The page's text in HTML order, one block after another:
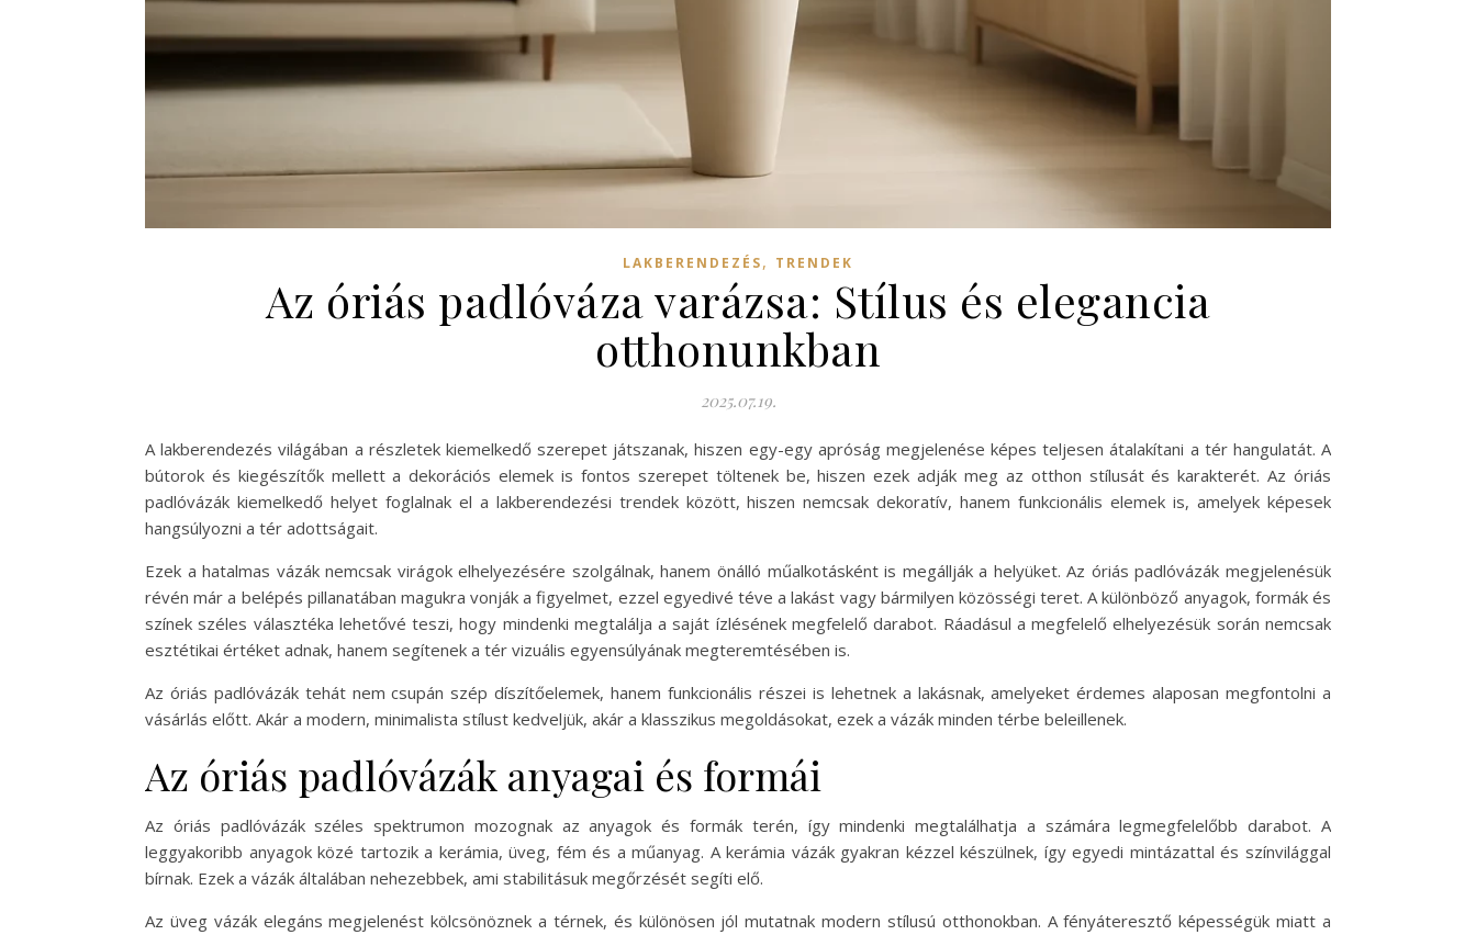
LAKBERENDEZÉS, TRENDEK
Az óriás padlóváza varázsa: Stílus és elegancia
otthonunkban
2025.07.19.
A lakberendezés világában a részletek kiemelkedő szerepet játszanak, hiszen egy-egy apróság megjelenése képes teljesen átalakítani a tér hangulatát. A
bútorok és kiegészítők mellett a dekorációs elemek is fontos szerepet töltenek be, hiszen ezek adják meg az otthon stílusát és karakterét. Az óriás
padlóvázák kiemelkedő helyet foglalnak el a lakberendezési trendek között, hiszen nemcsak dekoratív, hanem funkcionális elemek is, amelyek képesek
hangsúlyozni a tér adottságait.
Ezek a hatalmas vázák nemcsak virágok elhelyezésére szolgálnak, hanem önálló műalkotásként is megállják a helyüket. Az óriás padlóvázák megjelenésük
révén már a belépés pillanatában magukra vonják a figyelmet, ezzel egyedivé téve a lakást vagy bármilyen közösségi teret. A különböző anyagok, formák és
színek széles választéka lehetővé teszi, hogy mindenki megtalálja a saját ízlésének megfelelő darabot. Ráadásul a megfelelő elhelyezésük során nemcsak
esztétikai értéket adnak, hanem segítenek a tér vizuális egyensúlyának megteremtésében is.
Az óriás padlóvázák tehát nem csupán szép díszítőelemek, hanem funkcionális részei is lehetnek a lakásnak, amelyeket érdemes alaposan megfontolni a
vásárlás előtt. Akár a modern, minimalista stílust kedveljük, akár a klasszikus megoldásokat, ezek a vázák minden térbe beleillenek.
Az óriás padlóvázák anyagai és formái
Az óriás padlóvázák széles spektrumon mozognak az anyagok és formák terén, így mindenki megtalálhatja a számára legmegfelelőbb darabot. A
leggyakoribb anyagok közé tartozik a kerámia, üveg, fém és a műanyag. A kerámia vázák gyakran kézzel készülnek, így egyedi mintázattal és színvilággal
bírnak. Ezek a vázák általában nehezebbek, ami stabilitásuk megőrzését segíti elő.
Az üveg vázák elegáns megjelenést kölcsönöznek a térnek, és különösen jól mutatnak modern stílusú otthonokban. A fényáteresztő képességük miatt a